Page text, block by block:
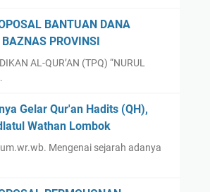
BANTUAN DANA
PROVINSI
AL-QUR’AN (TPQ) “NURUL
Gelar Qur'an Hadits (QH),
Wathan Lombok
Mengenai sejarah adanya